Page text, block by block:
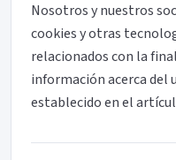
Nosotros y nuestros
cookies y otras
relacionados con la
información acerca del
establecido en el